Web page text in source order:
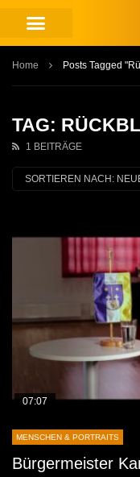
Home Posts Tagged
TAG:
1 BEITRÄGE
SORTIEREN NACH:
07:07
MENSCHEN & PORTRAITS
Bürgermeister